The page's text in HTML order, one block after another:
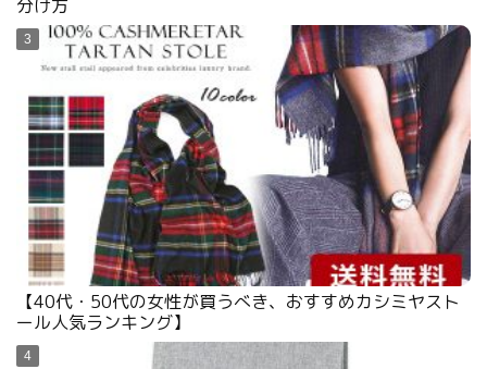
分け方
【40代・50代の女性が買うべき、おすすめカシミヤスト
ール人気ランキング】